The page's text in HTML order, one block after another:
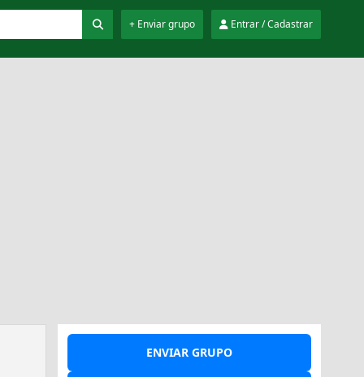
Entrar / Cadastrar
+ Enviar grupo
ENVIAR GRUPO